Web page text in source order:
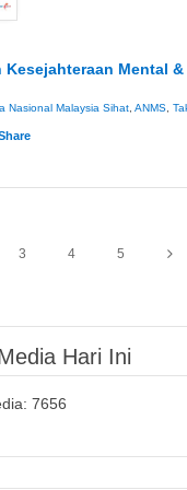
Kesejahteraan Mental
Nasional Malaysia Sihat, ANMS,
3 4 5
Hari Ini
7656